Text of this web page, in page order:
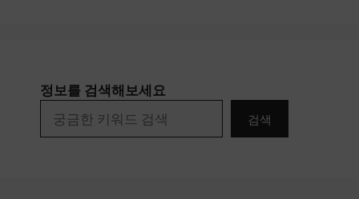
정보를 검색해보세요
검색